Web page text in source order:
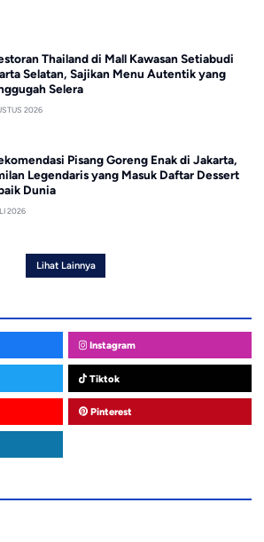
Thailand di Mall Kawasan Setiabudi
Selatan, Sajikan Menu Autentik yang
Selera
2026
Pisang Goreng Enak di Jakarta,
Legendaris yang Masuk Daftar Dessert
Dunia
2026
Lihat Lainnya
Instagram
Tiktok
Pinterest